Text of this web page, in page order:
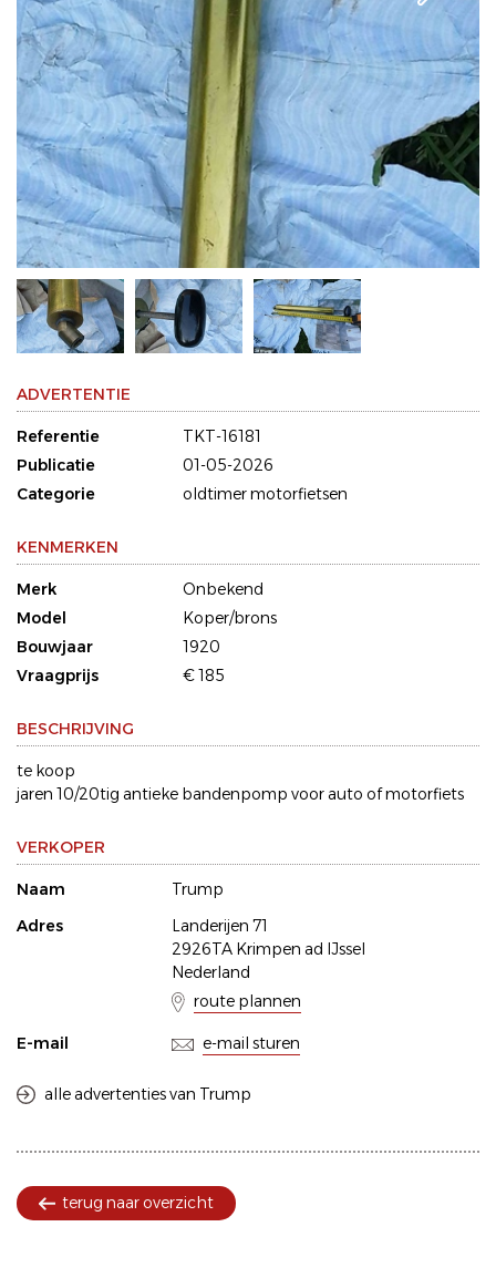
ADVERTENTIE
Referentie
TKT-16181
Publicatie
01-05-2026
Categorie
oldtimer motorfietsen
KENMERKEN
Merk
Onbekend
Model
Koper/brons
Bouwjaar
1920
Vraagprijs
€ 185
BESCHRIJVING
te koop
jaren 10/20tig antieke bandenpomp voor auto of motorfiets
VERKOPER
Naam
Trump
Adres
Landerijen 71
2926TA Krimpen ad IJssel
Nederland
route plannen
E-mail e-mail sturen
alle advertenties van Trump
terug naar overzicht